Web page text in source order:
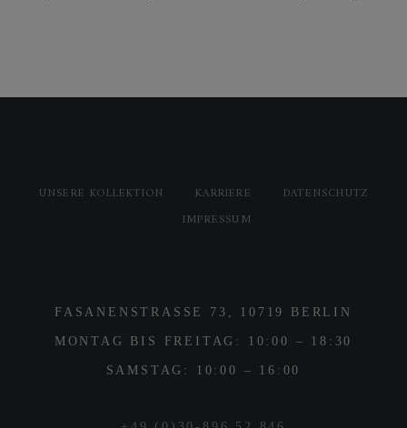
UNSERE KOLLEKTION KARRIERE
DATENSCHUTZ
IMPRESSUM
FASANENSTRASSE 73, 10719 BERLIN
MONTAG BIS FREITAG: 10:00 – 18:30
SAMSTAG: 10:00 – 16:00